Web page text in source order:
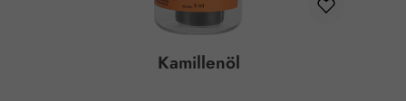
Kamillenöl